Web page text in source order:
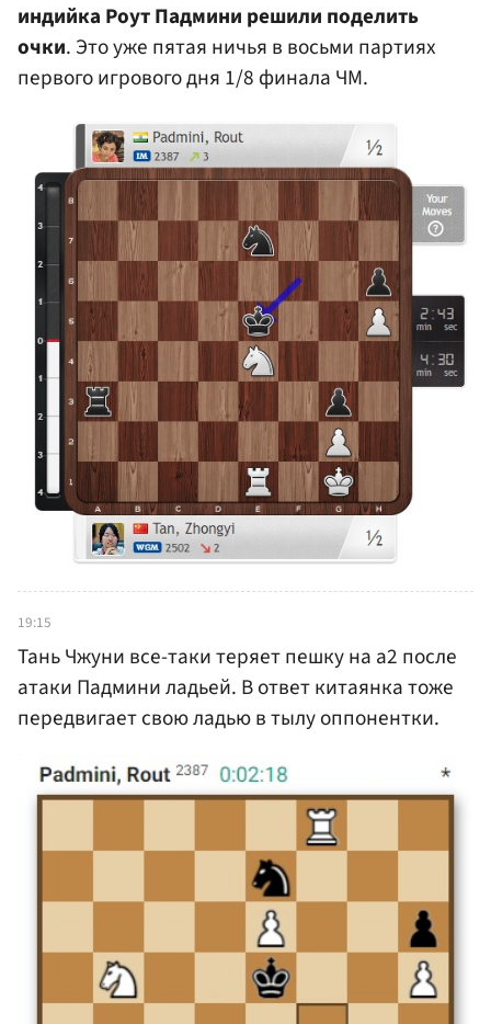
индийка Роут Падмини решили поделить
очки. Это уже пятая ничья в восьми партиях
первого игрового дня 1/8 финала ЧМ.
19:15
Тань Чжуни все-таки теряет пешку на а2 после
атаки Падмини ладьей. В ответ китаянка тоже
передвигает свою ладью в тылу оппонентки.